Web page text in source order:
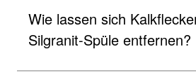
Wie lassen sich
Silgranit-Spüle entfernen?